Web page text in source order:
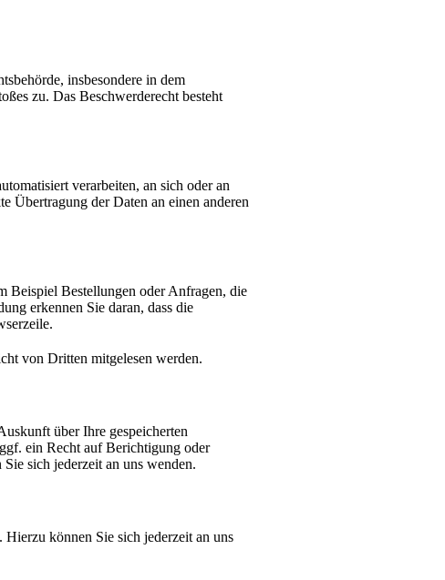
insbesondere in dem
zu. Das Beschwerderecht besteht
verarbeiten, an sich oder an
Übertragung der Daten an einen anderen
Beispiel Bestellungen oder Anfragen, die
erkennen Sie daran, dass die
von Dritten mitgelesen werden.
über Ihre gespeicherten
ein Recht auf Berichtigung oder
sich jederzeit an uns wenden.
Hierzu können Sie sich jederzeit an uns